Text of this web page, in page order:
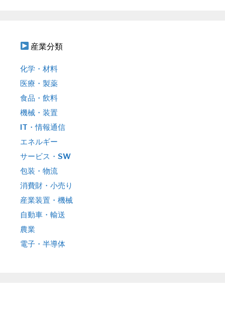
産業分類
化学・材料
医療・製薬
食品・飲料
機械・装置
IT・情報通信
エネルギー
サービス・SW
包装・物流
消費財・小売り
産業装置・機械
自動車・輸送
農業
電子・半導体